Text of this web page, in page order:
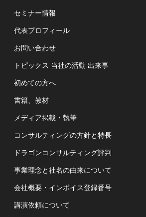
セミナー情報
代表プロフィール
お問い合わせ
トピックス 当社の活動 出来事
初めての方へ
書籍、教材
メディア掲載・執筆
コンサルティングの方針と特長
ドラゴンコンサルティング評判
事業理念と社名の由来について
会社概要・インボイス登録番号
講演依頼について